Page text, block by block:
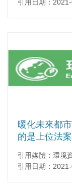
引用日期：
暖化未來都
的是上位法案
引用媒體：環境
引用日期：